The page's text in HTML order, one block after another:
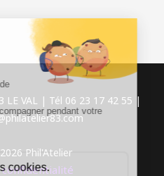
LE VAL | Tél 06 23 17 42 55 |
Phil'Atelier
confidentialité